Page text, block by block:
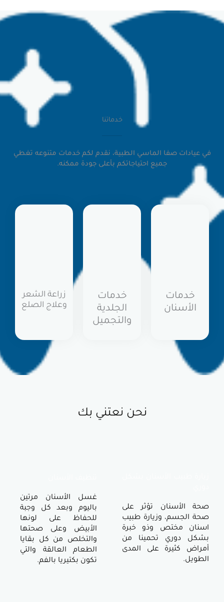
الماسي الطبية، نقدم لكم خدمات متنوعه تغطي
جميع احتياجاتكم بأعلى جودة ممكنه.
خدمات
الجلدية
زراعة الشعر
وعلاج الصلع
نحن نعتني بك
غسل الأسنان مرتين
باليوم وبعد كل وجبة
للحفاظ على لونها
الأبيض وعلى صحتها
والتخلص من كل بقايا
الطعام العالقة والتي
تكون بكتيريا بالفم.
تؤثر على
وزيارة طبيب
وذو خبرة
تحمينا من
على المدى